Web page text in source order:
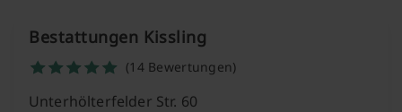
Bestattungen Kissling
(14 Bewertungen)
Unterhölterfelder Str. 60